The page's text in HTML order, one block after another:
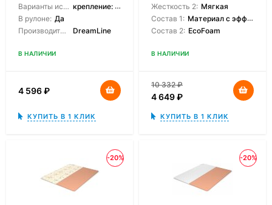
Варианты исполнения: крепление: резинки/крепление: липучки/без креплений
В рулоне: Да
Производитель:
DreamLine
В НАЛИЧИИ
4 596₽
КУПИТЬ В 1 КЛИК
Жесткость 2: Мягкая
Состав 1: Материал с эффектом памяти
Состав 2: EcoFoam
В НАЛИЧИИ
10 332₽
4 649₽
КУПИТЬ В 1 КЛИК
-20% -20%